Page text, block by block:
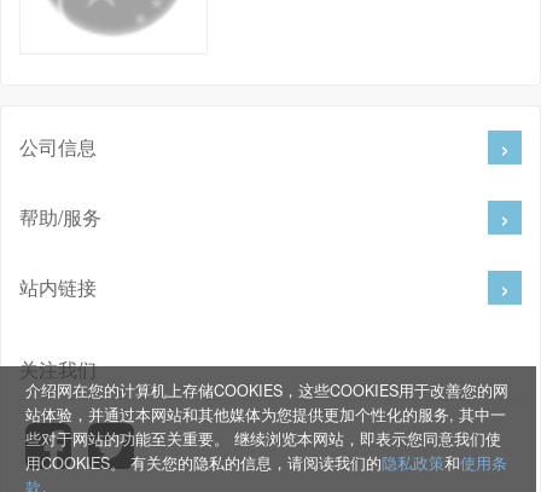
介绍网在您的计算机上存储COOKIES，这些COOKIES用于改善您的网
站体验，并通过本网站和其他媒体为您提供更加个性化的服务, 其中一
些对于网站的功能至关重要。 继续浏览本网站，即表示您同意我们使
用COOKIES。 有关您的隐私的信息，请阅读我们的隐私政策和使用条
款。
公司信息
帮助/服务
站内链接
关注我们